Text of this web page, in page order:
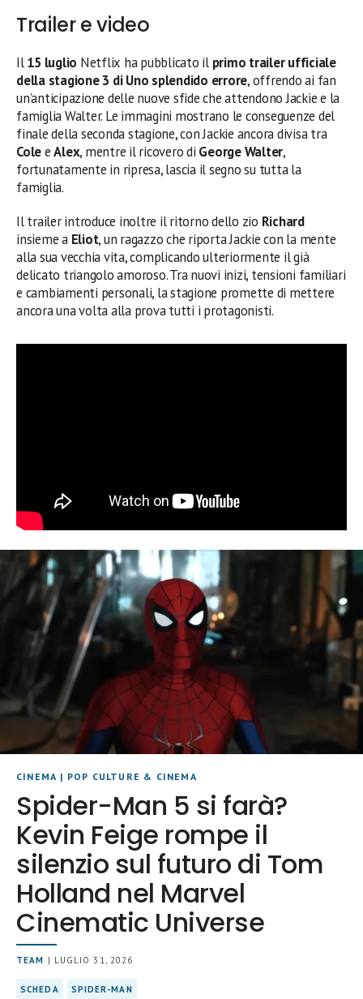
Trailer e video
Il15 luglio Netflix ha pubblicato il primo trailer ufficiale
della stagione 3 di Uno splendido errore, offrendo ai fan
un’anticipazione delle nuove sfide che attendono Jackie e la
famiglia Walter. Le immagini mostrano le conseguenze del
finale della seconda stagione, con Jackie ancora divisa tra
ColeeAlex, mentre il ricovero di George Walter,
fortunatamente in ripresa, lascia il segno su tutta la
famiglia.
Il trailer introduce inoltre il ritorno dello zio Richard
insieme a Eliot, un ragazzo che riporta Jackie con la mente
alla sua vecchia vita, complicando ulteriormente il già
delicato triangolo amoroso. Tra nuovi inizi, tensioni familiari
e cambiamenti personali, la stagione promette di mettere
ancora una volta alla prova tutti i protagonisti.
CINEMA | POP CULTURE & CINEMA
Spider-Man 5 si farà?
Kevin Feige rompe il
silenzio sul futuro di Tom
Holland nel Marvel
Cinematic Universe
TEAM | LUGLIO 31, 2026
SCHEDA SPIDER-MAN